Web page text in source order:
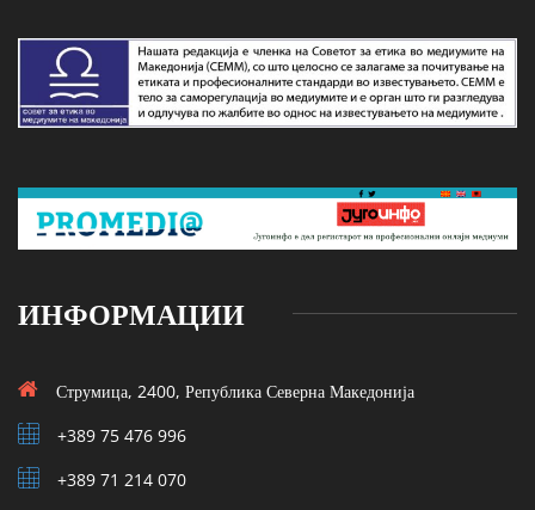
ИНФОРМАЦИИ
Струмица, 2400, Република Северна Македонија
+389 75 476 996
+389 71 214 070